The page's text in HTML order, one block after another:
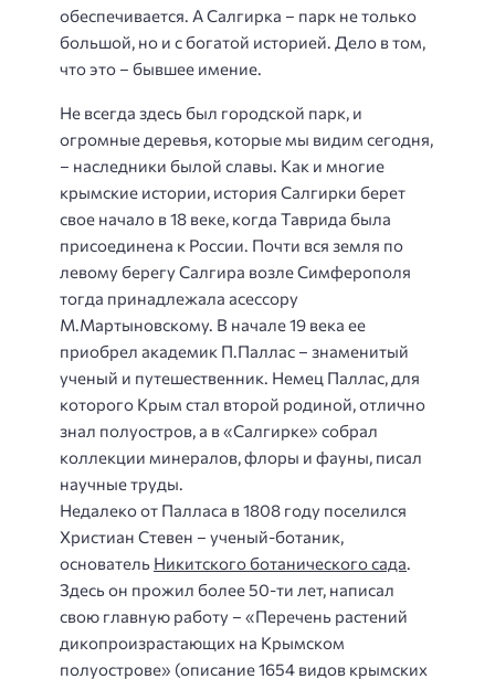
обеспечивается. А Салгирка – парк не только
большой, но и с богатой историей. Дело в том,
что это – бывшее имение.
Не всегда здесь был городской парк, и
огромные деревья, которые мы видим сегодня,
– наследники былой славы. Как и многие
крымские истории, история Салгирки берет
свое начало в 18 веке, когда Таврида была
присоединена к России. Почти вся земля по
левому берегу Салгира возле Симферополя
тогда принадлежала асессору
М.Мартыновскому. В начале 19 века ее
приобрел академик П.Паллас – знаменитый
ученый и путешественник. Немец Паллас, для
которого Крым стал второй родиной, отлично
знал полуостров, а в «Салгирке» собрал
коллекции минералов, флоры и фауны, писал
научные труды.
Недалеко от Палласа в 1808 году поселился
Христиан Стевен – ученый-ботаник,
основатель Никитского ботанического сада.
Здесь он прожил более 50-ти лет, написал
свою главную работу – «Перечень растений
дикопроизрастающих на Крымском
полуострове» (описание 1654 видов крымских